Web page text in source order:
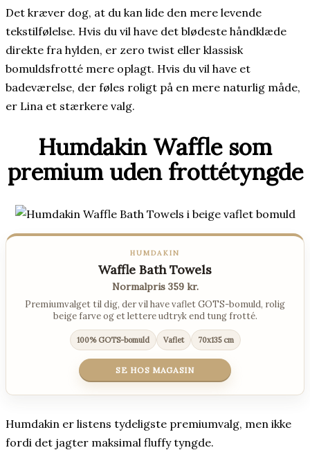
Det kræver dog, at du kan lide den mere levende
tekstilfølelse. Hvis du vil have det blødeste håndklæde
direkte fra hylden, er zero twist eller klassisk
bomuldsfrotté mere oplagt. Hvis du vil have et
badeværelse, der føles roligt på en mere naturlig måde,
er Lina et stærkere valg.
Humdakin Waffle som
premium uden frottétyngde
HUMDAKIN
Waffle Bath Towels
Normalpris 359 kr.
Premiumvalget til dig, der vil have vaflet GOTS-bomuld, rolig
beige farve og et lettere udtryk end tung frotté.
100% GOTS-bomuld Vaflet 70x135 cm
SE HOS MAGASIN
Humdakin er listens tydeligste premiumvalg, men ikke
fordi det jagter maksimal fluffy tyngde.